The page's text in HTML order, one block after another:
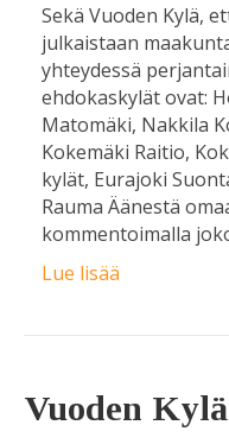
Sekä Vuoden Kylä,
julkaistaan
yhteydessä
ehdokaskylät ovat:
Matomäki, Nakkila
Kokemäki Raitio,
kylät, Eurajoki
Rauma Äänestä
kommentoimalla
Lue lisää
Vuoden